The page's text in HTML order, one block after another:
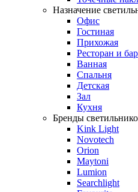
Назначение
Офис
Гостиная
Прихожая
Ресторан и бар
Ванная
Спальня
Детская
Зал
Кухня
Бренды
Kink Light
Novotech
Orion
Maytoni
Lumion
Searchlight